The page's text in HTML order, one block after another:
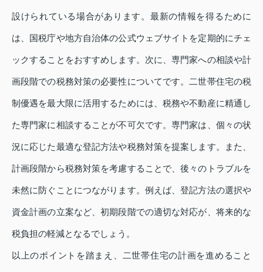
設けられている場合があります。最新の情報を得るために
は、国税庁や地方自治体の公式ウェブサイトを定期的にチェ
ックすることをおすすめします。次に、専門家への相談や計
画段階での税務対策の必要性についてです。二世帯住宅の税
制優遇を最大限に活用するためには、税務や不動産に精通し
た専門家に相談することが不可欠です。専門家は、個々の状
況に応じた最適な登記方法や税務対策を提案します。また、
計画段階から税務対策を考慮することで、後々のトラブルを
未然に防ぐことにつながります。例えば、登記方法の選択や
資金計画の立案など、初期段階での適切な対応が、将来的な
税負担の軽減となるでしょう。
以上のポイントを踏まえ、二世帯住宅の計画を進めること